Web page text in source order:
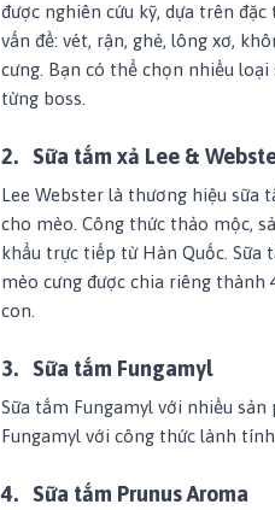
được nghiên cứu kỹ, dựa trên
vấn đề: vét, rận, ghẻ, lông xơ,
cưng. Bạn có thể chọn nhiều
từng boss.
2. Sữa tắm xả Lee &
Lee Webster là thương hiệu sữa
cho mèo. Công thức thảo mộc,
khẩu trực tiếp từ Hàn Quốc. Sữa
mèo cưng được chia riêng
con.
3. Sữa tắm Fungamyl
Sữa tắm Fungamyl với nhiều sản
Fungamyl với công thức lành
4. Sữa tắm Prunus Aroma